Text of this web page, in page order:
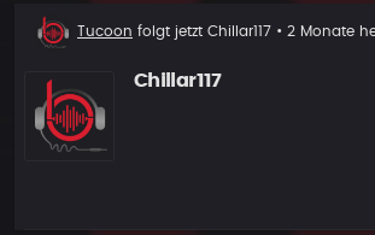
Neuer
Tucoon folgt jetzt Chillar117 • 2 Monate
Chillar117